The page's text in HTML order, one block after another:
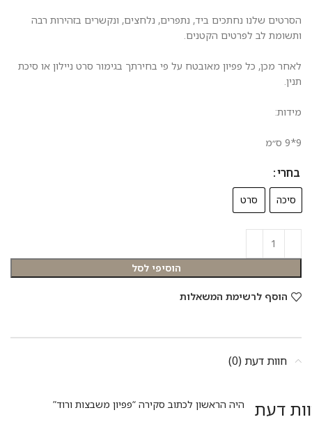
הסרטים שלנו נחתכים ביד, נתפרים, נלחצים, ונקשרים בזהירות רבה
ותשומת לב לפרטים הקטנים.
לאחר מכן, כל פפיון מאובטח על פי בחירתך בגימור סרט ניילון או סיכת
תנין.
מידות:
9*9 ס״מ
בחרי
סיכה סרט
הוסיפי לסל
הוסף לרשימת המשאלות
חוות דעת (0)
דעת היה הראשון לכתוב סקירה “פפיון משבצות ורוד”